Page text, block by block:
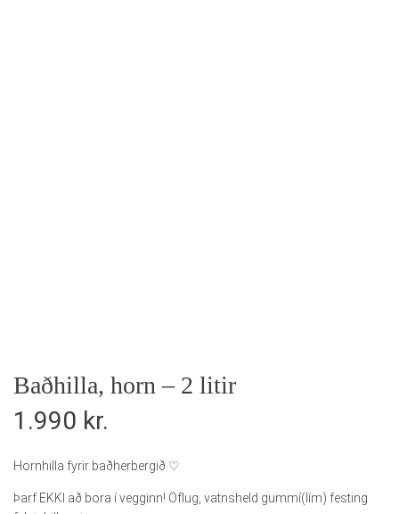
Baðhilla, horn – 2 litir
1.990 kr.
Hornhilla fyrir baðherbergið ♡
Þarf EKKI að bora í vegginn! Öflug, vatnsheld gummí(lím) festing